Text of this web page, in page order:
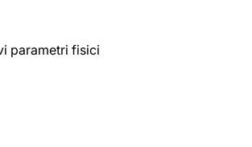
parametri fisici